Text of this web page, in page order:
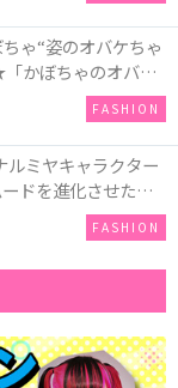
ゃ“姿のオバケちゃ
かぼちゃのオバケ
Q-pot CAFE.では
ト」も登場
FASHION
ルミヤキャラクター
ドを進化させた新
FASHION